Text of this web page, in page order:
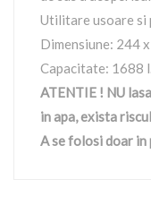
Utilitare usoare si
Dimensiune: 244
Capacitate: 1688
ATENTIE ! NU
in apa, exista
A se folosi doar in